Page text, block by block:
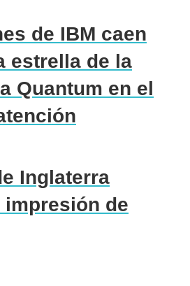
de IBM caen
estrella de la
Quantum en el
Inglaterra
impresión de